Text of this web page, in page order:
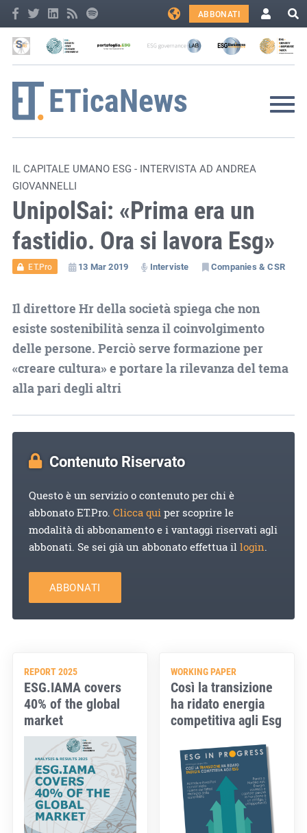
ABBONATI
IL CAPITALE UMANO ESG - INTERVISTA AD ANDREA
GIOVANNELLI
UnipolSai: «Prima era un
fastidio. Ora si lavora Esg»
ET.Pro 13 Mar 2019 Interviste Companies & CSR
Il direttore Hr della società spiega che non
esiste sostenibilità senza il coinvolgimento
delle persone. Perciò serve formazione per
«creare cultura» e portare la rilevanza del tema
alla pari degli altri
Contenuto Riservato
Questo è un servizio o contenuto per chi è
abbonato ET.Pro. Clicca quiper scoprire le
modalità di abbonamento e i vantaggi riservati agli
abbonati. Se sei già un abbonato effettua illogin.
ABBONATI
REPORT 2025
ESG.IAMA covers
40% of the global
market
WORKING PAPER
Così la transizione
ha ridato energia
competitiva agli Esg